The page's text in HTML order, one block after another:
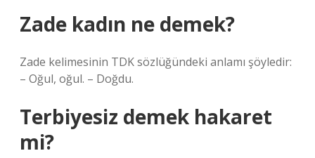
Zade kadın ne demek?
Zade kelimesinin TDK sözlüğündeki anlamı şöyledir:
– Oğul, oğul. – Doğdu.
Terbiyesiz demek hakaret
mi?